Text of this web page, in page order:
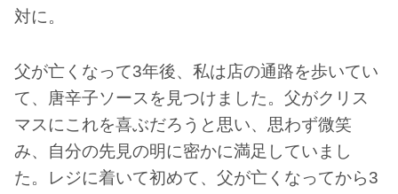
対に。
父が亡くなって3年後、私は店の通路を歩いてい
て、唐辛子ソースを見つけました。父がクリス
マスにこれを喜ぶだろうと思い、思わず微笑
み、自分の先見の明に密かに満足していまし
た。レジに着いて初めて、父が亡くなってから3